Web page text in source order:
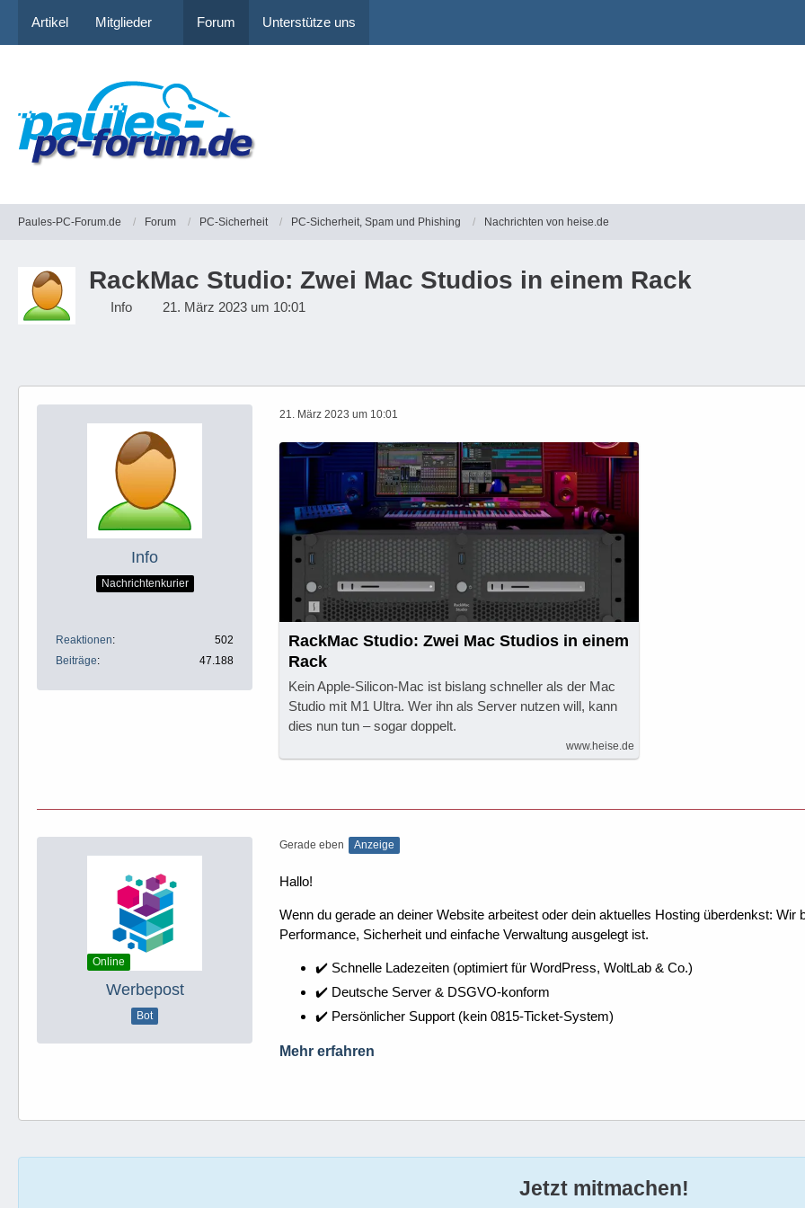
Artikel Mitglieder Forum Unterstütze uns
Paules-PC-Forum.de Forum PC-Sicherheit PC-Sicherheit, Spam und Phishing Nachrichten von heise.de
RackMac Studio: Zwei Mac Studios in einem Rack
Info 21. März 2023 um 10:01
Info
Nachrichtenkurier
Reaktionen
502
Beiträge
47.188
21. März 2023 um 10:01
RackMac Studio: Zwei Mac Studios in einem
Rack
Kein Apple-Silicon-Mac ist bislang schneller als der Mac
Studio mit M1 Ultra. Wer ihn als Server nutzen will, kann
dies nun tun – sogar doppelt.
www.heise.de
Online
Werbepost
Bot
Gerade eben Anzeige
Hallo!
Wenn du gerade an deiner Website arbeitest oder dein aktuelles Hosting überdenkst:
Performance, Sicherheit und einfache Verwaltung ausgelegt ist.
✔️ Schnelle Ladezeiten (optimiert für WordPress, WoltLab & Co.)
✔️ Deutsche Server & DSGVO-konform
✔️ Persönlicher Support (kein 0815-Ticket-System)
Mehr erfahren
Jetzt mitmachen!